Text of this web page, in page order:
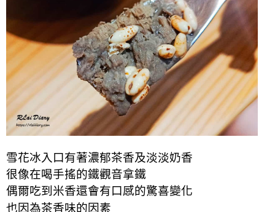
雪花冰入口有著濃郁茶香及淡淡奶香
很像在喝手搖的鐵觀音拿鐵
偶爾吃到米香還會有口感的驚喜變化
也因為茶香味的因素